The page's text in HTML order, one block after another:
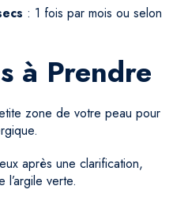
: 1 fois par mois ou selon
à Prendre
zone de votre peau pour
après une clarification,
l’argile verte.